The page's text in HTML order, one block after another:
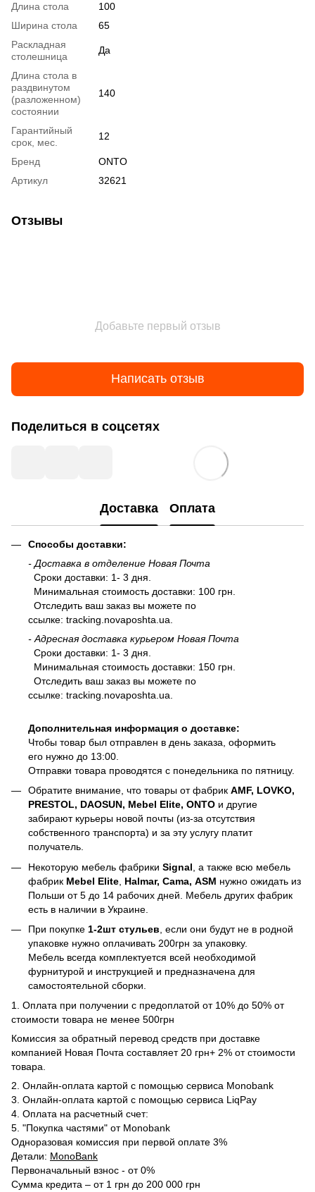
Длина стола
100
Ширина стола
65
Раскладная
столешница
Да
Длина стола в
раздвинутом
(разложенном)
состоянии
140
Гарантийный
срок, мес.
12
Бренд
ONTO
Артикул
32621
Отзывы
Добавьте первый отзыв
Написать отзыв
Поделиться в соцсетях
Доставка Оплата
Способы доставки:
- Доставка в отделение Новая Почта
Сроки доставки: 1- 3 дня.
Минимальная стоимость доставки: 100 грн.
Отследить ваш заказ вы можете по
ссылке: tracking.novaposhta.ua.
- Адресная доставка курьером Новая Почта
Сроки доставки: 1- 3 дня.
Минимальная стоимость доставки: 150 грн.
Отследить ваш заказ вы можете по
ссылке: tracking.novaposhta.ua.
Дополнительная информация о доставке:
Чтобы товар был отправлен в день заказа, оформить
его нужно до 13:00.
Отправки товара проводятся с понедельника по пятницу.
Обратите внимание, что товары от фабрик AMF, LOVKO,
PRESTOL, DAOSUN, Mebel Elite, ONTO и другие
забирают курьеры новой почты (из-за отсутствия
собственного транспорта) и за эту услугу платит
получатель.
Некоторую мебель фабрики Signal , а также всю мебель
фабрик Mebel Elite Halmar, Cama, ASM нужно ожидать из
Польши от 5 до 14 рабочих дней. Мебель других фабрик
есть в наличии в Украине.
При покупке 1-2шт стульев , если они будут не в родной
упаковке нужно оплачивать 200грн за упаковку.
Мебель всегда комплектуется всей необходимой
фурнитурой и инструкцией и предназначена для
самостоятельной сборки.
1. Оплата при получении с предоплатой от 10% до 50% от
стоимости товара не менее 500грн
Комиссия за обратный перевод средств при доставке
компанией Новая Почта составляет 20 грн+ 2% от стоимости
товара.
2. Онлайн-оплата картой с помощью сервиса Monobank
3. Онлайн-оплата картой с помощью сервиса LiqPay
4. Оплата на расчетный счет:
5. "Покупка частями" от Monobank
Одноразовая комиссия при первой оплате 3%
Детали: MonoBank
Первоначальный взнос - от 0%
Сумма кредита – от 1 грн до 200 000 грн